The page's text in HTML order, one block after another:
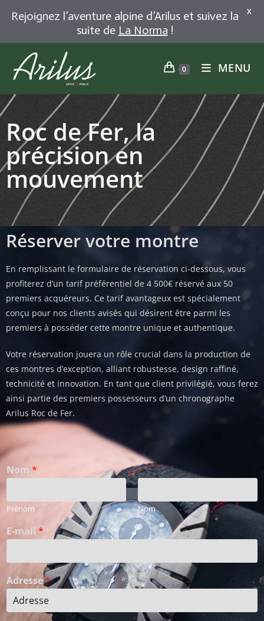
0 MENU
Roc de Fer, la
précision en
mouvement
Réserver votre montre
En remplissant le formulaire de réservation ci-dessous, vous
profiterez d’un tarif préférentiel de 4 500€ réservé aux 50
premiers acquéreurs. Ce tarif avantageux est spécialement
conçu pour nos clients avisés qui désirent être parmi les
premiers à posséder cette montre unique et authentique.
Votre réservation jouera un rôle crucial dans la production de
ces montres d’exception, alliant robustesse, design raffiné,
technicité et innovation. En tant que client privilégié, vous ferez
ainsi partie des premiers possesseurs d’un chronographe
Arilus Roc de Fer.
Nom *
Prénom Nom
E-mail *
Adresse*
Rejoignez l’aventure alpine d’Arilus et suivez la
suite de La Norma !
X